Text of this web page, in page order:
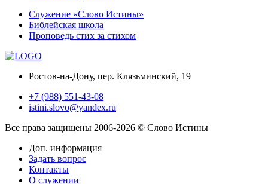
Служение «Слово Истины»
Библейская школа
Проповедь стих за стихом
Ростов-на-Дону, пер. Клязьминский, 19
+7 (988) 551-43-08
istini.slovo@yandex.ru
Все права защищены 2006-2026 © Слово Истины
Доп. информация
Задать вопрос
Контакты
О служении